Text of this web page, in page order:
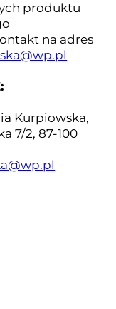
produktu
na adres
Kurpiowska,
7/2, 87-100